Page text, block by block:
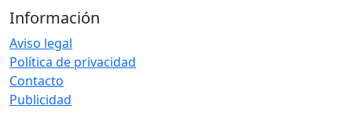
Información
Aviso legal
Política de privacidad
Contacto
Publicidad